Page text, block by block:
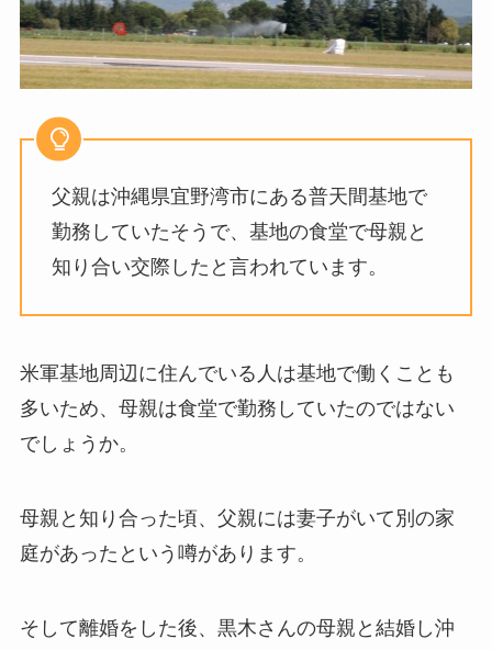
父親は沖縄県宜野湾市にある普天間基地で
勤務していたそうで、基地の食堂で母親と
知り合い交際したと言われています。
米軍基地周辺に住んでいる人は基地で働くことも
多いため、母親は食堂で勤務していたのではない
でしょうか。
母親と知り合った頃、父親には妻子がいて別の家
庭があったという噂があります。
そして離婚をした後、黒木さんの母親と結婚し沖